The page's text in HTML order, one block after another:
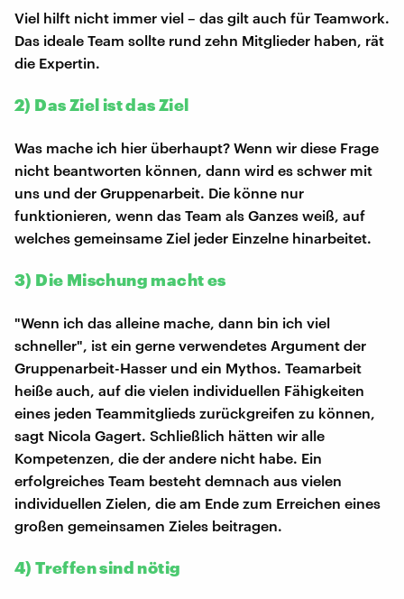
Viel hilft nicht immer viel – das gilt auch für Teamwork.
Das ideale Team sollte rund zehn Mitglieder haben, rät
die Expertin.
2) Das Ziel ist das Ziel
Was mache ich hier überhaupt? Wenn wir diese Frage
nicht beantworten können, dann wird es schwer mit
uns und der Gruppenarbeit. Die könne nur
funktionieren, wenn das Team als Ganzes weiß, auf
welches gemeinsame Ziel jeder Einzelne hinarbeitet.
3) Die Mischung macht es
"Wenn ich das alleine mache, dann bin ich viel
schneller", ist ein gerne verwendetes Argument der
Gruppenarbeit-Hasser und ein Mythos. Teamarbeit
heiße auch, auf die vielen individuellen Fähigkeiten
eines jeden Teammitglieds zurückgreifen zu können,
sagt Nicola Gagert. Schließlich hätten wir alle
Kompetenzen, die der andere nicht habe. Ein
erfolgreiches Team besteht demnach aus vielen
individuellen Zielen, die am Ende zum Erreichen eines
großen gemeinsamen Zieles beitragen.
4) Treffen sind nötig